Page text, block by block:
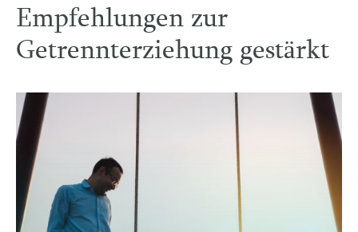
Empfehlungen zur
Getrennterziehung gestärkt